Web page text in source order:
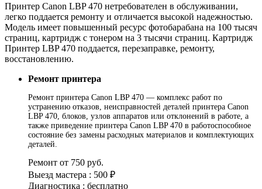
Принтер Canon LBP 470 нетребователен в обслуживании,
легко поддается ремонту и отличается высокой надежностью.
Модель имеет повышенный ресурс фотобарабана на 100 тысяч
страниц, картридж с тонером на 3 тысячи страниц. Картридж
Принтер LBP 470 поддается, перезаправке, ремонту,
восстановлению.
Ремонт принтера
Ремонт принтера Canon LBP 470 — комплекс работ по
устранению отказов, неисправностей деталей принтера Canon
LBP 470, блоков, узлов аппаратов или отклонений в работе, а
также приведение принтера Canon LBP 470 в работоспособное
состояние без замены расходных материалов и комплектующих
деталей.
Ремонт от 750 руб.
Выезд мастера : 500 ₽
Диагностика : бесплатно